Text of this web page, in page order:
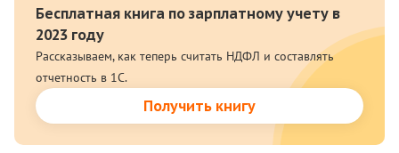
Бесплатная книга по зарплатному учету в
2023 году
Рассказываем, как теперь считать НДФЛ и составлять
отчетность в 1С.
Получить книгу